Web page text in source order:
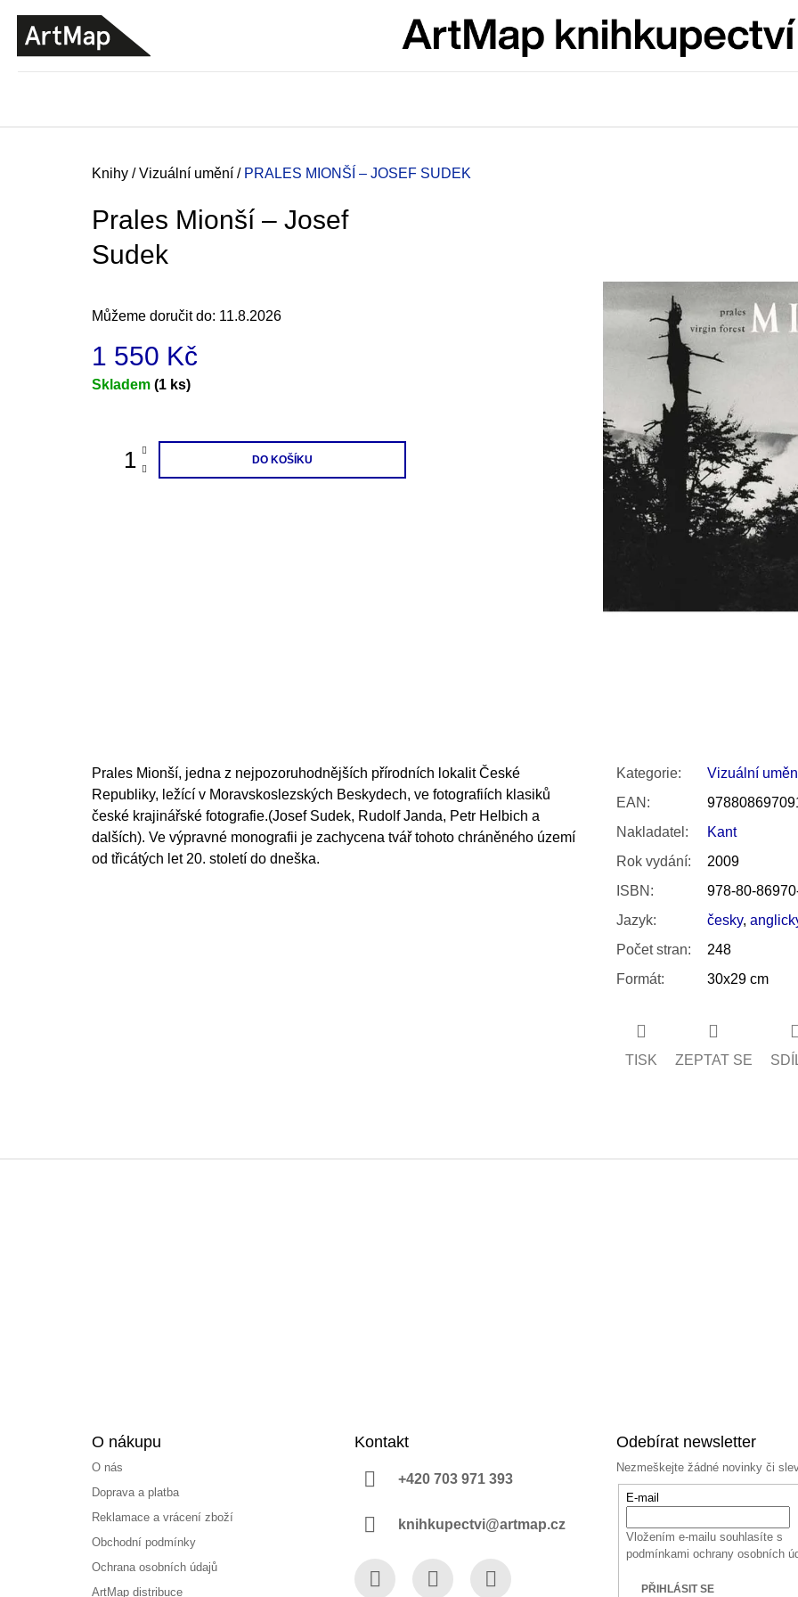
Domů
Knihy / Vizuální umění / PRALES MIONŠÍ – JOSEF SUDEK
Prales Mionší – Josef
Sudek
Můžeme doručit do: 11.8.2026
1 550 Kč
Měrná
Skladem (1 ks)
DO KOŠÍKU
Prales Mionší, jedna z nejpozoruhodnějších přírodních lokalit České
Republiky, ležící v Moravskoslezských Beskydech, ve fotografiích klasiků
české krajinářské fotografie.(Josef Sudek, Rudolf Janda, Petr Helbich a
dalších). Ve výpravné monografii je zachycena tvář tohoto chráněného území
od třicátých let 20. století do dneška.
Kategorie:
Vizuální
EAN :
Nakladatel :
Kant
Rok vydání:
2009
ISBN :
978-80-
Jazyk: česky,
Počet stran:
248
Formát: 30x29 cm
TISK ZEPTAT SE
ZPĚT
DO
OBCHODU
ZPĚT
DO
OBCHODU
NEJEN
300 Kč
Původně: 350
O nákupu
O nás
Doprava a platba
Reklamace a vrácení zboží
Obchodní podmínky
Ochrana osobních údajů
ArtMap distribuce
Kontakt
+420 703 971 393
knihkupectvi@artmap.cz
Odebírat newsletter
Nezmeškejte žádné novinky či
E-mail
Vložením e-mailu souhlasíte s
podmínkami ochrany osobních
PŘIHLÁSIT SE